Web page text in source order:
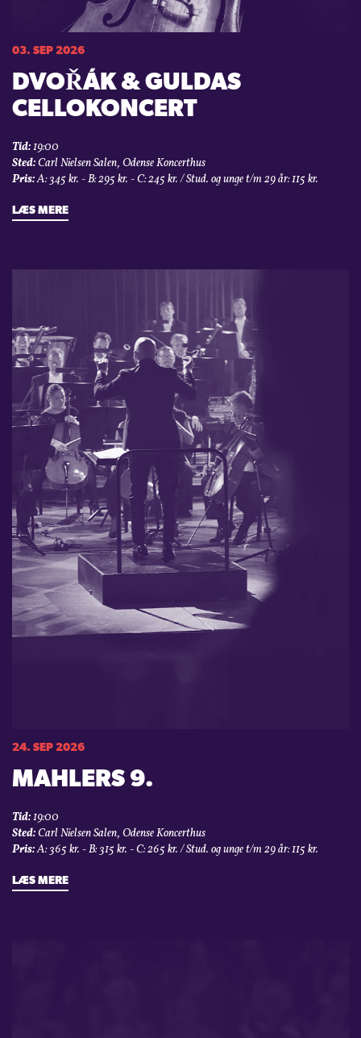
03. SEP 2026
DVOŘÁK & GULDAS
CELLOKONCERT
Tid:19:00
Sted:Carl Nielsen Salen, Odense Koncerthus
Pris:A: 345 kr. - B: 295 kr. - C: 245 kr. / Stud. og unge t/m 29 år: 115 kr.
LÆS MERE
24. SEP 2026
MAHLERS 9.
Tid:19:00
Sted:Carl Nielsen Salen, Odense Koncerthus
Pris:A: 365 kr. - B: 315 kr. - C: 265 kr. / Stud. og unge t/m 29 år: 115 kr.
LÆS MERE